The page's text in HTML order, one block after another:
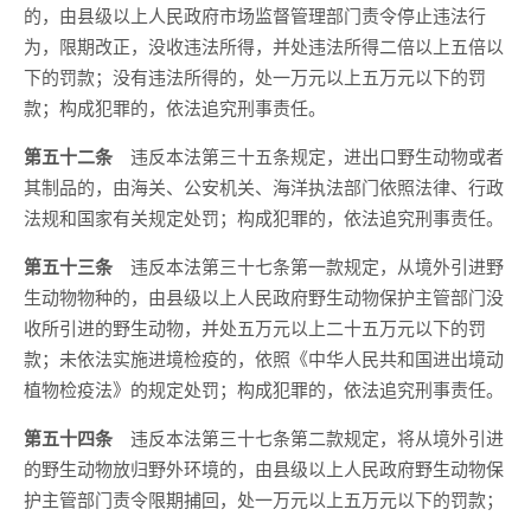
的，由县级以上人民政府市场监督管理部门责令停止违法行
为，限期改正，没收违法所得，并处违法所得二倍以上五倍以
下的罚款；没有违法所得的，处一万元以上五万元以下的罚
款；构成犯罪的，依法追究刑事责任。
第五十二条 违反本法第三十五条规定，进出口野生动物或者
其制品的，由海关、公安机关、海洋执法部门依照法律、行政
法规和国家有关规定处罚；构成犯罪的，依法追究刑事责任。
第五十三条 违反本法第三十七条第一款规定，从境外引进野
生动物物种的，由县级以上人民政府野生动物保护主管部门没
收所引进的野生动物，并处五万元以上二十五万元以下的罚
款；未依法实施进境检疫的，依照《中华人民共和国进出境动
植物检疫法》的规定处罚；构成犯罪的，依法追究刑事责任。
第五十四条 违反本法第三十七条第二款规定，将从境外引进
的野生动物放归野外环境的，由县级以上人民政府野生动物保
护主管部门责令限期捕回，处一万元以上五万元以下的罚款；